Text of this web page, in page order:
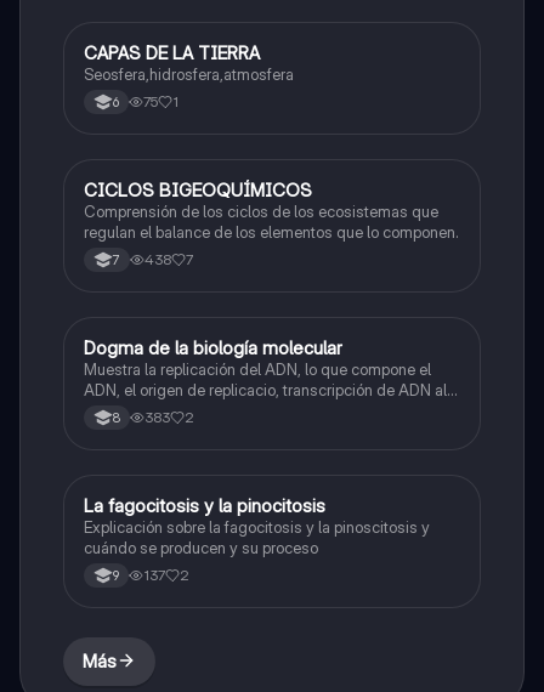
Biologia
CAPAS DE LA TIERRA
Seosfera,hidrosfera,atmosfera
6 75 1
Biologia
CICLOS BIGEOQUÍMICOS
Comprensión de los ciclos de los ecosistemas que
regulan el balance de los elementos que lo componen.
7 438 7
Biologia
Dogma de la biología molecular
Muestra la replicación del ADN, lo que compone el
ADN, el origen de replicacio, transcripción de ADN al
ARN y traducción de ARN a proteína.
8 383 2
Biologia
La fagocitosis y la pinocitosis
Explicación sobre la fagocitosis y la pinoscitosis y
cuándo se producen y su proceso
9 137 2
Más